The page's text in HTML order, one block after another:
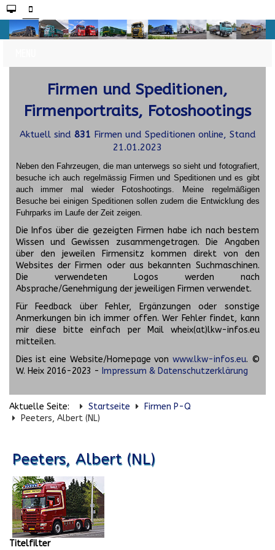
Firmen und Speditionen,
Firmenportraits, Fotoshootings
Aktuell sind 831 Firmen und Speditionen online, Stand
21.01.2023
Neben den Fahrzeugen, die man unterwegs so sieht und fotografiert,
besuche ich auch regelmässig Firmen und Speditionen und es gibt
auch immer mal wieder Fotoshootings.
Meine regelmäßigen
Besuche bei einigen Speditionen sollen zudem die Entwicklung des
Fuhrparks im Laufe der Zeit zeigen.
Die Infos über die gezeigten Firmen habe ich nach bestem
Wissen und Gewissen zusammengetragen. Die Angaben
über den jeweilen Firmensitz kommen direkt von den
Websites der Firmen oder aus bekannten Suchmaschinen.
Die verwendeten Logos werden nach
Absprache/Genehmigung der jeweiligen Firmen verwendet.
Für Feedback über Fehler, Ergänzungen oder sonstige
Anmerkungen bin ich immer offen. Wer Fehler findet, kann
mir diese bitte einfach per Mail wheix(at)lkw-infos.eu
mitteilen.
Dies ist eine Website/Homepage von www.lkw-infos.eu. ©
W. Heix 2016-2023 - Impressum & Datenschutzerklärung
Aktuelle Seite: Startseite
Firmen P-Q
Peeters, Albert (NL)
Peeters, Albert (NL)
Titelfilter